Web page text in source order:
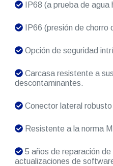
IP68 (a prueba de agua
IP66 (presión de chorro
Opción de seguridad
Carcasa resistente a
descontaminantes.
Conector lateral
Resistente a la norma
5 años de reparación
actualizaciones de